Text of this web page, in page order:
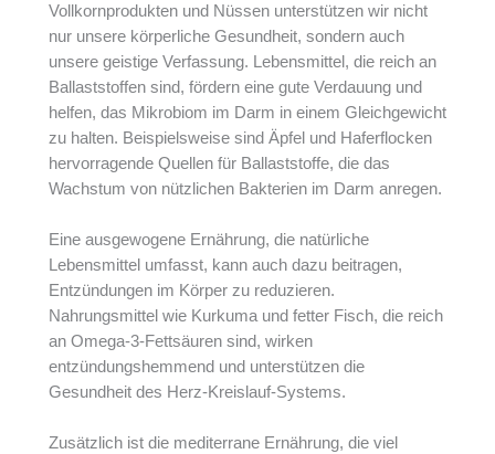
Vollkornprodukten und Nüssen unterstützen wir nicht
nur unsere körperliche Gesundheit, sondern auch
unsere geistige Verfassung. Lebensmittel, die reich an
Ballaststoffen sind, fördern eine gute Verdauung und
helfen, das Mikrobiom im Darm in einem Gleichgewicht
zu halten. Beispielsweise sind Äpfel und Haferflocken
hervorragende Quellen für Ballaststoffe, die das
Wachstum von nützlichen Bakterien im Darm anregen.
Eine ausgewogene Ernährung, die natürliche
Lebensmittel umfasst, kann auch dazu beitragen,
Entzündungen im Körper zu reduzieren.
Nahrungsmittel wie Kurkuma und fetter Fisch, die reich
an Omega-3-Fettsäuren sind, wirken
entzündungshemmend und unterstützen die
Gesundheit des Herz-Kreislauf-Systems.
Zusätzlich ist die mediterrane Ernährung, die viel